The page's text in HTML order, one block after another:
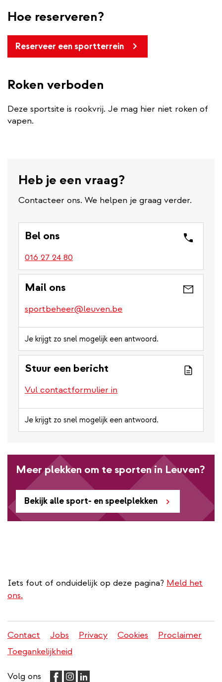
Hoe reserveren?
Reserveer een sportterrein
Roken verboden
Deze sportsite is rookvrij. Je mag hier niet roken of
vapen.
Heb je een vraag?
Contacteer ons. We helpen je graag verder.
Bel ons
016 27 24 80
Mail ons
sportbeheer@leuven.be
Je krijgt zo snel mogelijk een antwoord.
Stuur een bericht
Vul contactformulier in
Je krijgt zo snel mogelijk een antwoord.
Bekijk alle sport- en speelplekken
Meer plekken om te sporten in Leuven?
Iets fout of onduidelijk op deze pagina? Meld het
ons.
Juridisch
menu
Contact Jobs Privacy Cookies
Proclaimer
Toegankelijkheid
Volg ons